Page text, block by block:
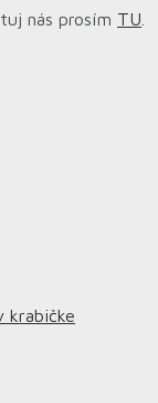
nás prosím TU
krabičke